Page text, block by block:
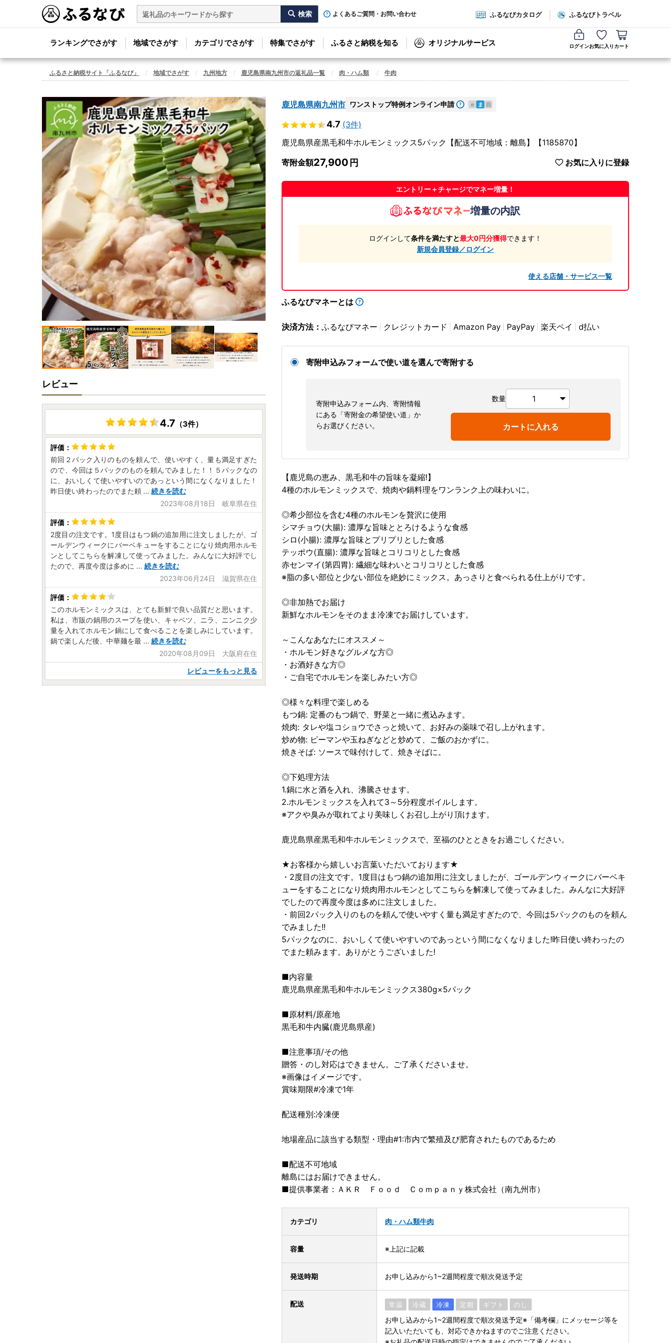
よくあるご質問・お問い合わせ ふるなびカタログ ふるなびトラベル
ランキングでさがす 地域でさがす カテゴリでさがす 特集でさがす ふるさと納税を知る オリジナルサービス ログインお気に入り カート
ふるさと納税サイト「ふるなび」 地域でさがす 九州地方 鹿児島県南九州市の返礼品一覧 肉・ハム類 牛肉
鹿児島県南九州市 ワンストップ特例オンライン申請 e ま 自
4.7 (3件)
鹿児島県産黒毛和牛ホルモンミックス5パック【配送不可地域：離島】【1185870】
寄附金額27,900 お気に入りに登録
エントリー＋チャージでマネー増量！
増量の内訳
ログインして条件を満たすと最大0円分獲得できます！
新規会員登録／ログイン
使える店舗・サービス一覧
ふるなびマネーとは
決済方法： ふるなびマネー クレジットカード Amazon Pay PayPay 楽天ペイ d払い
寄附申込みフォームで使い道を選んで寄附する
寄附申込みフォーム内、寄附情報
にある「寄附金の希望使い道」か
らお選びください。
数量
カートに入れる
【鹿児島の恵み、黒毛和牛の旨味を凝縮!】
4種のホルモンミックスで、焼肉や鍋料理をワンランク上の味わいに。
◎希少部位を含む4種のホルモンを贅沢に使用
シマチョウ(大腸): 濃厚な旨味ととろけるような食感
シロ(小腸): 濃厚な旨味とプリプリとした食感
テッポウ(直腸): 濃厚な旨味とコリコリとした食感
赤センマイ(第四胃): 繊細な味わいとコリコリとした食感
※脂の多い部位と少ない部位を絶妙にミックス。あっさりと食べられる仕上がりです。
◎非加熱でお届け
新鮮なホルモンをそのまま冷凍でお届けしています。
～こんなあなたにオススメ～
・ホルモン好きなグルメな方◎
・お酒好きな方◎
・ご自宅でホルモンを楽しみたい方◎
◎様々な料理で楽しめる
もつ鍋: 定番のもつ鍋で、野菜と一緒に煮込みます。
焼肉: タレや塩コショウでさっと焼いて、お好みの薬味で召し上がれます。
炒め物: ピーマンや玉ねぎなどと炒めて、ご飯のおかずに。
焼きそば: ソースで味付けして、焼きそばに。
◎下処理方法
1.鍋に水と酒を入れ、沸騰させます。
2.ホルモンミックスを入れて3～5分程度ボイルします。
※アクや臭みが取れてより美味しくお召し上がり頂けます。
鹿児島県産黒毛和牛ホルモンミックスで、至福のひとときをお過ごしください。
★お客様から嬉しいお言葉いただいております★
・2度目の注文です。1度目はもつ鍋の追加用に注文しましたが、ゴールデンウィークにバーベキ
ューをすることになり焼肉用ホルモンとしてこちらを解凍して使ってみました。みんなに大好評
でしたので再度今度は多めに注文しました。
・前回2パック入りのものを頼んで使いやすく量も満足すぎたので、今回は5パックのものを頼ん
でみました!!
5パックなのに、おいしくて使いやすいのであっという間になくなりました!昨日使い終わったの
でまた頼みます。ありがとうございました!
■内容量
鹿児島県産黒毛和牛ホルモンミックス380g×5パック
■原材料/原産地
黒毛和牛内臓(鹿児島県産)
■注意事項/その他
贈答・のし対応はできません。ご了承くださいませ。
※画像はイメージです。
賞味期限#冷凍で1年
配送種別:冷凍便
地場産品に該当する類型・理由#1:市内で繁殖及び肥育されたものであるため
■配送不可地域
離島にはお届けできません。
■提供事業者：ＡＫＲ Ｆｏｏｄ Ｃｏｍｐａｎｙ株式会社（南九州市）
カテゴリ 肉・ハム類牛肉
容量 ※上記に記載
発送時期 お申し込みから1~2週間程度で順次発送予定
配送 常温 冷蔵 冷凍 定期 ギフト のし
お申し込みから1~2週間程度で順次発送予定※「備考欄」にメッセージ等を
記入いただいても、対応できかねますのでご注意ください。
レビュー
4.7 （3件）
前回２パック入りのものを頼んで、使いやすく、量も満足すぎた
ので、今回は５パックのものを頼んでみました！！５パックなの
に、おいしくて使いやすいのであっという間になくなりました！
昨日使い終わったのでまた頼 ... 続きを読む
2023年08月18日 岐阜県在住
2度目の注文です。1度目はもつ鍋の追加用に注文しましたが、ゴ
ールデンウィークにバーベキューをすることになり焼肉用ホルモ
ンとしてこちらを解凍して使ってみました。みんなに大好評でし
たので、再度今度は多めに ... 続きを読む
2023年06月24日 滋賀県在住
このホルモンミックスは、とても新鮮で良い品質だと思います。
私は、市販の鍋用のスープを使い、キャベツ、ニラ、ニンニク少
量を入れてホルモン鍋にして食べることを楽しみにしています。
鍋で楽しんだ後、中華麺を最 ... 続きを読む
2020年08月09日 大阪府在住
レビューをもっと見る